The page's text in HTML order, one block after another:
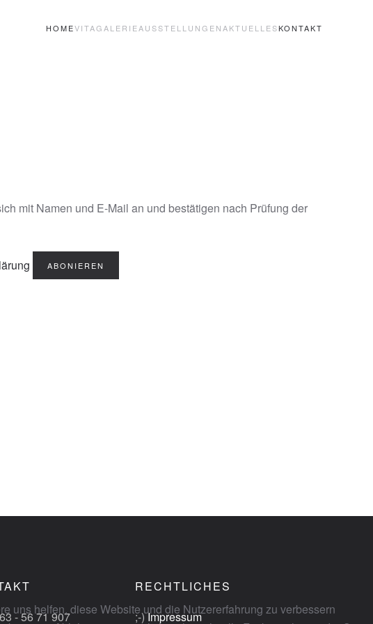
HOMEVITAGALERIEAUSSTELLUNGEN AKTUELLESKONTAKT
mit Namen und E-Mail an und bestätigen nach Prüfung der
ABONIEREN
- 56 71 907
RECHTLICHES
;-)Impressum
uns helfen, diese Website und die Nutzererfahrung zu verbessern